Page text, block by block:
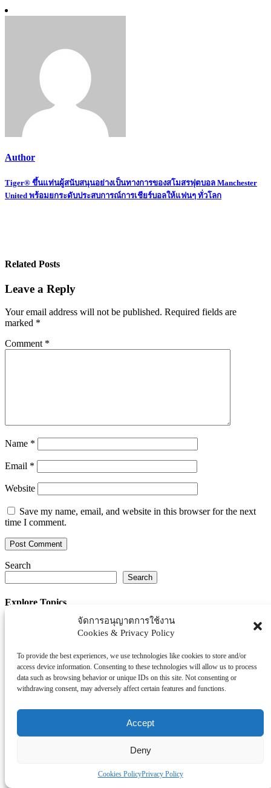
จัดการอนุญาตการใช้งาน
Cookies & Privacy Policy
To provide the best experiences, we use technologies like cookies to store and/or
access device information. Consenting to these technologies will allow us to process
data such as browsing behavior or unique IDs on this site. Not consenting or
withdrawing consent, may adversely affect certain features and functions.
Accept
Deny
Cookies PolicyPrivacy Policy
Author
Post
navigation
Tiger® ขึ้นแท่นผู้สนับสนุนอย่างเป็นทางการของสโมสรฟุตบอล Manchester
United พร้อมยกระดับประสบการณ์การเชียร์บอลให้แฟนๆ ทั่วโลก
Related Posts
Leave a Reply
Your email address will not be published. Required fields are
marked *
Comment *
Name *
Email *
Website
Save my name, email, and website in this browser for the next
time I comment.
Search
Search
Explore Topics
Thaiworldtoday
Uncategorized
ธุรกิจ/ประกัน/การเงิน
บันเทิง/กีฬา
ภาครัฐ/ราชการ
ยานยนต์
โรงแรม/ท่องเที่ยว/อาหาร
Tag Clouds